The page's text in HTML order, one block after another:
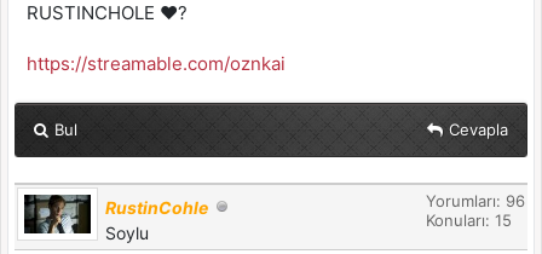
RUSTINCHOLE ❤️?
https://streamable.com/oznkai
Bul Cevapla
RustinCohle
Soylu
Yorumları: 96
Konuları: 15